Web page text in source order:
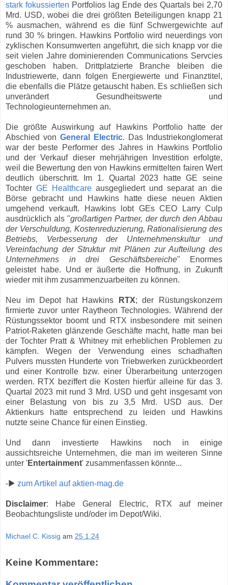
stark fokussierten Portfolios lag Ende des Quartals bei 2,70
Mrd. USD, wobei die drei größten Beteiligungen knapp 21
% ausmachen, während es die fünf Schwergewichte auf
rund 30 % bringen. Hawkins Portfolio wird neuerdings von
zyklischen Konsumwerten angeführt, die sich knapp vor die
seit vielen Jahre dominierenden Communications Servcies
geschoben haben. Drittplatzierte Branche bleiben die
Industriewerte, dann folgen Energiewerte und Finanztitel,
die ebenfalls die Plätze getauscht haben. Es schließen sich
unverändert Gesundheitswerte und
Technologieunternehmen an.
Die größte Auswirkung auf Hawkins Portfolio hatte der
Abschied von General Electric. Das Industriekonglomerat
war der beste Performer des Jahres in Hawkins Portfolio
und der Verkauf dieser mehrjährigen Investition erfolgte,
weil die Bewertung den von Hawkins ermittelten fairen Wert
deutlich überschritt. Im 1. Quartal 2023 hatte GE seine
Tochter GE Healthcare ausgegliedert und separat an die
Börse gebracht und Hawkins hatte diese neuen Aktien
umgehend verkauft. Hawkins lobt GEs CEO Larry Culp
ausdrücklich als "großartigen Partner, der durch den Abbau
der Verschuldung, Kostenreduzierung, Rationalisierung des
Betriebs, Verbesserung der Unternehmenskultur und
Vereinfachung der Struktur mit Plänen zur Aufteilung des
Unternehmens in drei Geschäftsbereiche" Enormes
geleistet habe. Und er äußerte die Hoffnung, in Zukunft
wieder mit ihm zusammenzuarbeiten zu können.
Neu im Depot hat Hawkins RTX; der Rüstungskonzern
firmierte zuvor unter Raytheon Technologies. Während der
Rüstungssektor boomt und RTX insbesondere mit seinen
Patriot-Raketen glänzende Geschäfte macht, hatte man bei
der Tochter Pratt & Whitney mit erheblichen Problemen zu
kämpfen. Wegen der Verwendung eines schadhaften
Pulvers mussten Hunderte von Triebwerken zurückbeordert
und einer Kontrolle bzw. einer Überarbeitung unterzogen
werden. RTX beziffert die Kosten hierfür alleine für das 3.
Quartal 2023 mit rund 3 Mrd. USD und geht insgesamt von
einer Belastung von bis zu 3,5 Mrd. USD aus. Der
Aktienkurs hatte entsprechend zu leiden und Hawkins
nutzte seine Chance für einen Einstieg.
Und dann investierte Hawkins noch in einige
aussichtsreiche Unternehmen, die man im weiteren Sinne
unter 'Entertainment' zusammenfassen könnte...
-▶ zum Artikel auf aktien-mag.de
Disclaimer: Habe General Electric, RTX auf meiner
Beobachtungsliste und/oder im Depot/Wiki.
Michael C. Kissig am 25.1.24
Keine Kommentare: